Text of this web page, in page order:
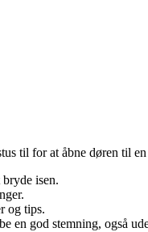
til for at åbne døren til en
isen.
og tips.
en god stemning, også